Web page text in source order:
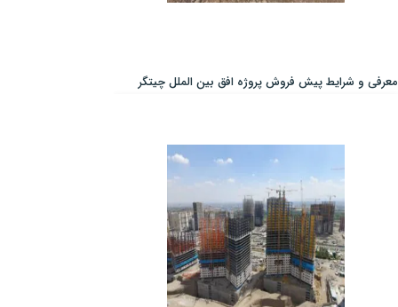
معرفی و شرایط پیش فروش پروژه افق بین الملل چیتگر